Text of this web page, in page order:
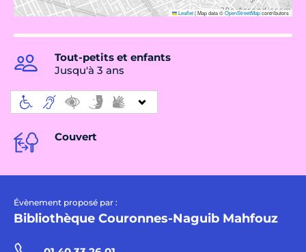
Leaflet|Map data ©OpenStreetMapcontributors
Tout-petits et enfants
Jusqu'à 3 ans
Couvert
Évènement proposé par :
Bibliothèque Couronnes-Naguib Mahfouz